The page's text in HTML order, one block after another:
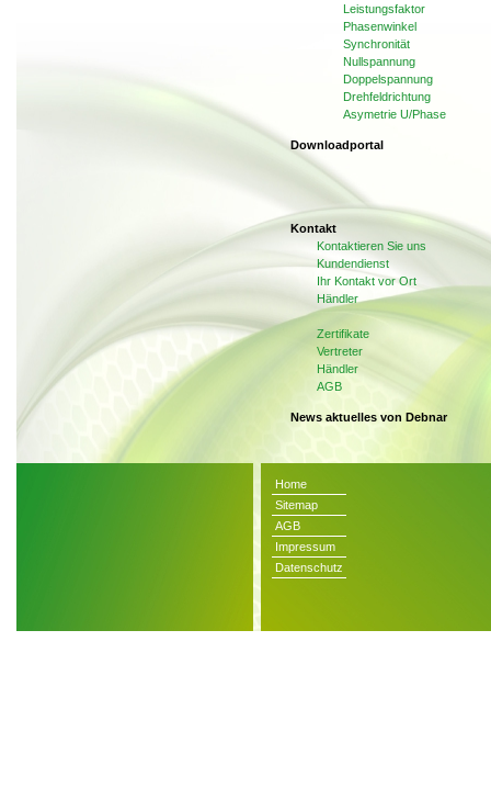
Leistungsfaktor
Phasenwinkel
Synchronität
Nullspannung
Doppelspannung
Drehfeldrichtung
Asymetrie U/Phase
Downloadportal
Kontakt
Kontaktieren Sie uns
Kundendienst
Ihr Kontakt vor Ort
Händler
Zertifikate
Vertreter
Händler
AGB
News aktuelles von Debnar
Home
Sitemap
AGB
Impressum
Datenschutz